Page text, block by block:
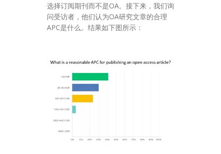
选择订阅期刊而不是OA。接下来，我们询
问受访者，他们认为OA研究文章的合理
APC是什么。结果如下图所示：